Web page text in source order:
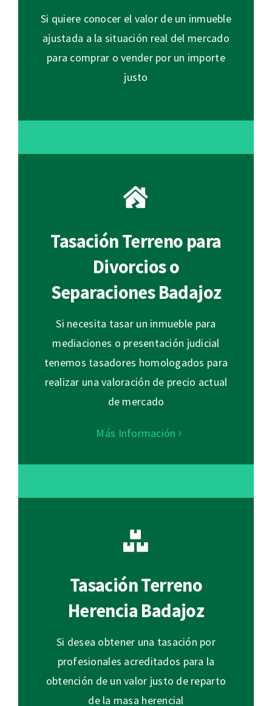
Si quiere conocer el valor de un inmueble
ajustada a la situación real del mercado
para comprar o vender por un importe
justo
Tasación Terreno para
Divorcios o
Separaciones Badajoz
Si necesita tasar un inmueble para
mediaciones o presentación judicial
tenemos tasadores homologados para
realizar una valoración de precio actual
de mercado
Más Información
Tasación Terreno
Herencia Badajoz
Si desea obtener una tasación por
profesionales acreditados para la
obtención de un valor justo de reparto
de la masa herencial